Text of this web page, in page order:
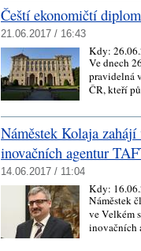
Čeští ekonomičtí
21.06.2017 / 16:43
Kdy:
Ve dnech
pravidelná
ČR, kteří
Náměstek Kolaja
inovačních agentur
14.06.2017 / 11:04
Kdy:
Náměstek
ve Velkém
inovačních